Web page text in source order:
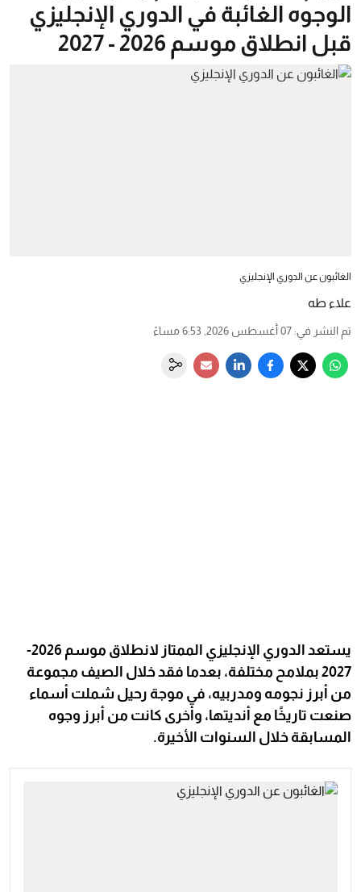
الوجوه الغائبة في الدوري الإنجليزي
قبل انطلاق موسم 2026 - 2027
الغائبون عن الدوري الإنجليزي
علاء طه
تم النشر في: 07 أغسطس 2026, 6:53 مساءً
يستعد الدوري الإنجليزي الممتاز لانطلاق موسم 2026-
2027 بملامح مختلفة، بعدما فقد خلال الصيف مجموعة
من أبرز نجومه ومدربيه، في موجة رحيل شملت أسماء
صنعت تاريخًا مع أنديتها، وأخرى كانت من أبرز وجوه
المسابقة خلال السنوات الأخيرة.